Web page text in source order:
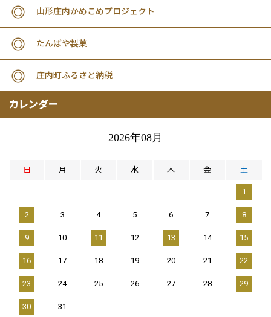
山形庄内かめこめプロジェクト
たんばや製菓
庄内町ふるさと納税
カレンダー
2026年08月
日 月 火 水 木 金 土
1
2 3 4 5 6 7 8
9 10 11 12 13 14 15
16 17 18 19 20 21 22
23 24 25 26 27 28 29
30 31